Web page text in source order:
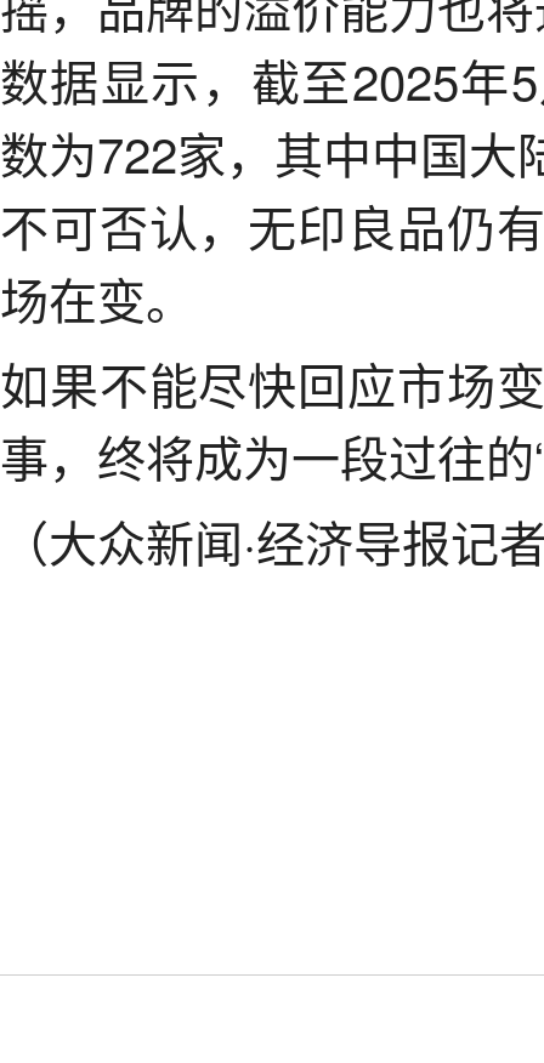
数据显示，截至2025年
数为722家，其中中国大
不可否认，无印良品仍
场在变。
如果不能尽快回应市场
事，终将成为一段过往的
（大众新闻·经济导报记